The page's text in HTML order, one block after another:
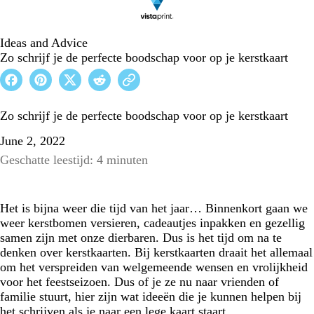
Ideas and Advice
Zo schrijf je de perfecte boodschap voor op je kerstkaart
Zo schrijf je de perfecte boodschap voor op je kerstkaart
June 2, 2022
Geschatte leestijd: 4 minuten
Het is bijna weer die tijd van het jaar… Binnenkort gaan we
weer kerstbomen versieren, cadeautjes inpakken en gezellig
samen zijn met onze dierbaren. Dus is het tijd om na te
denken over kerstkaarten. Bij kerstkaarten draait het allemaal
om het verspreiden van welgemeende wensen en vrolijkheid
voor het feestseizoen. Dus of je ze nu naar vrienden of
familie stuurt, hier zijn wat ideeën die je kunnen helpen bij
het schrijven als je naar een lege kaart staart.